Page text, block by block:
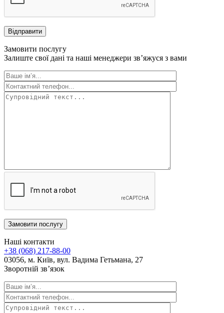
Відправити
Замовити послугу
Залиште свої дані та наші менеджери зв’яжуся з вами
Замовити послугу
Наші контакти
+38 (068) 217-88-00
03056, м. Київ, вул. Вадима Гетьмана, 27
Зворотній зв’язок